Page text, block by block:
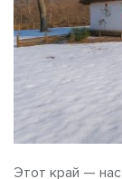
Этот край —